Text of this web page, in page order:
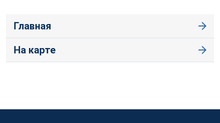
Главная
На карте